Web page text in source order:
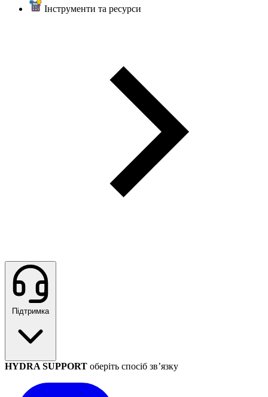
Інструменти та ресурси
Підтримка
HYDRA SUPPORT оберіть спосіб зв’язку